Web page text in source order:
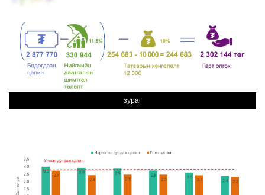
зураг